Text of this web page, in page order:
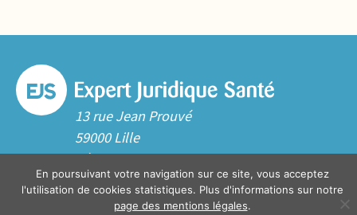
13 rue Jean Prouvé
59000 Lille
Tél. 03 20 06 70 10
Contact
En poursuivant votre navigation sur ce site, vous acceptez
l'utilisation de cookies statistiques. Plus d'informations sur notre
page des mentions légales.